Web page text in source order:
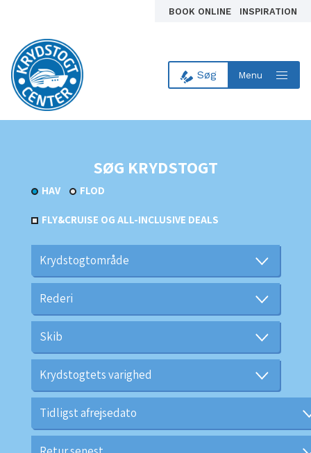
BOOK ONLINE INSPIRATION
Til forsiden
Søg Menu
SØG KRYDSTOGT
HAV FLOD
FLY&CRUISE OG ALL-INCLUSIVE DEALS